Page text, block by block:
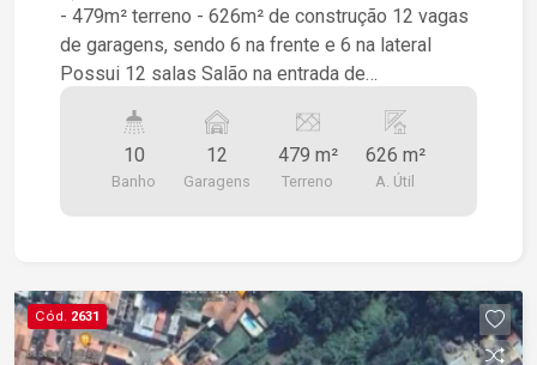
- 479m² terreno - 626m² de construção 12 vagas
de garagens, sendo 6 na frente e 6 na lateral
Possui 12 salas Salão na entrada de
masculino e 5 feminino, sendo que 2 no térreo
estão preparados para deficientes Está com
divisórias tendo possibilidades de aumentar os
10
Banho
12
Garagens
479 m²
Terreno
626 m²
A. Útil
Cód. 2631